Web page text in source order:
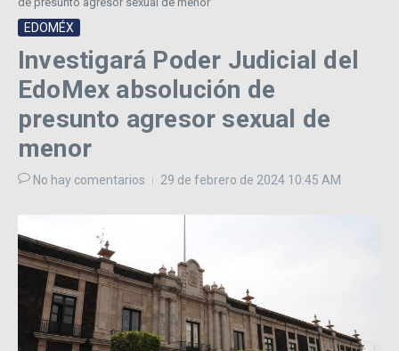
EDOMÉX
Investigará Poder Judicial del
EdoMex absolución de
presunto agresor sexual de
menor
No hay comentarios 29 de febrero de 2024 10:45 AM